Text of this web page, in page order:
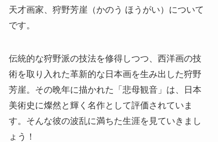
天才画家、狩野芳崖（かのう ほうがい）について
です。
伝統的な狩野派の技法を修得しつつ、西洋画の技
術を取り入れた革新的な日本画を生み出した狩野
芳崖。その晩年に描かれた「悲母観音」は、日本
美術史に燦然と輝く名作として評価されていま
す。そんな彼の波乱に満ちた生涯を見ていきまし
ょう！